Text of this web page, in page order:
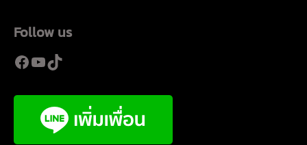
Follow us
Facebook
YouTube
TikTok